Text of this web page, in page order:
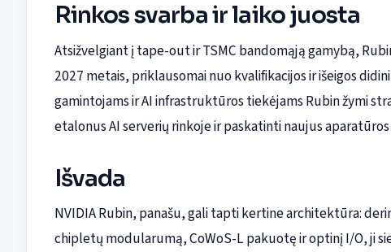
Rinkos svarba ir laiko juosta
Atsižvelgiant į tape-out ir TSMC bandomąją gamybą,
2027 metais, priklausomai nuo kvalifikacijos ir išeigos
gamintojams ir AI infrastruktūros tiekėjams Rubin žymi
etalonus AI serverių rinkoje ir paskatinti naujus
Išvada
NVIDIA Rubin, panašu, gali tapti kertine architektūra:
chipletų modularumą, CoWoS-L pakuotę ir optinį I/O, ji